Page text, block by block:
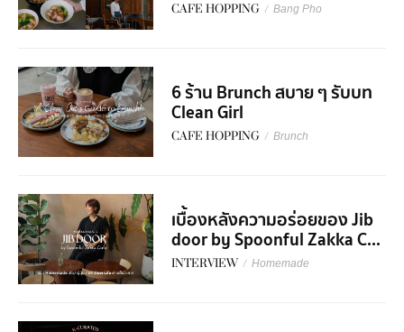
CAFE HOPPING / Bang Pho
6 ร้าน Brunch สบาย ๆ รับบท
Clean Girl
CAFE HOPPING / Brunch
เบื้องหลังความอร่อยของ Jib
door by Spoonful Zakka C...
INTERVIEW / Homemade